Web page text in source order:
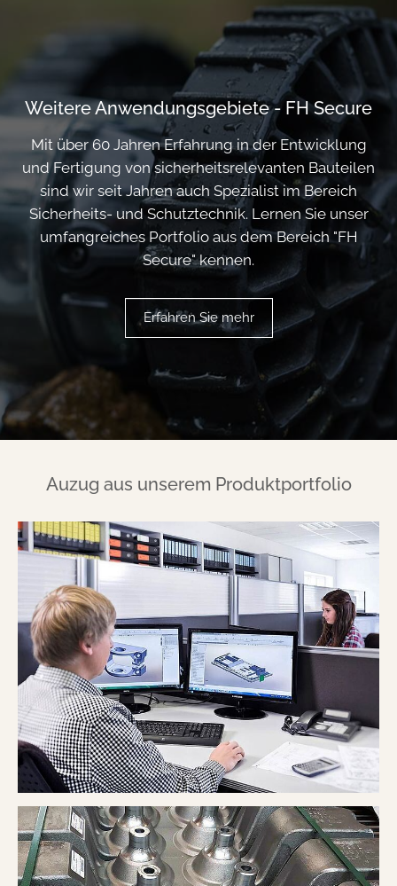
Weitere Anwendungsgebiete - FH Secure
Mit über 60 Jahren Erfahrung in der Entwicklung
und Fertigung von sicherheitsrelevanten Bauteilen
sind wir seit Jahren auch Spezialist im Bereich
Sicherheits- und Schutztechnik. Lernen Sie unser
umfangreiches Portfolio aus dem Bereich "FH
Secure" kennen.
Erfahren Sie mehr
Auzug aus unserem Produktportfolio